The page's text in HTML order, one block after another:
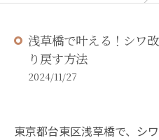
浅草橋で叶える！シワ
り戻す方法
2024/11/27
東京都台東区浅草橋で、シ